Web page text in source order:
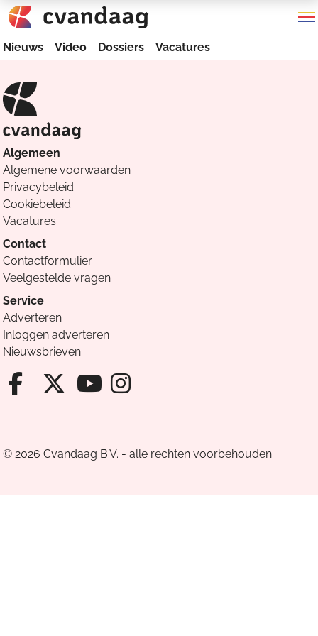
Nieuws Video Dossiers Vacatures
Algemeen
Algemene voorwaarden
Privacybeleid
Cookiebeleid
Vacatures
Contact
Contactformulier
Veelgestelde vragen
Service
Adverteren
Inloggen adverteren
Nieuwsbrieven
Facebook van Cvandaag
X van Cvandaag
Instagram van
© 2026 Cvandaag B.V. - alle rechten voorbehouden